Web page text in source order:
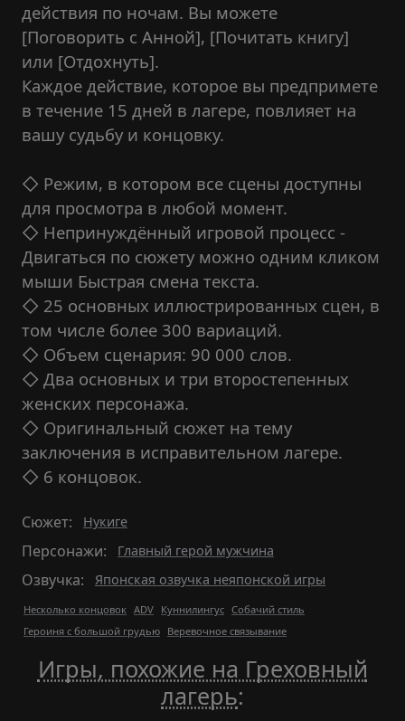
действия по ночам. Вы можете
[Поговорить с Анной], [Почитать книгу]
или [Отдохнуть].
Каждое действие, которое вы предпримете
в течение 15 дней в лагере, повлияет на
вашу судьбу и концовку.
◇ Режим, в котором все сцены доступны
для просмотра в любой момент.
◇ Непринуждённый игровой процесс -
Двигаться по сюжету можно одним кликом
мыши Быстрая смена текста.
◇ 25 основных иллюстрированных сцен, в
том числе более 300 вариаций.
◇ Объем сценария: 90 000 слов.
◇ Два основных и три второстепенных
женских персонажа.
◇ Оригинальный сюжет на тему
заключения в исправительном лагере.
◇ 6 концовок.
Сюжет: Нукиге
Персонажи: Главный герой мужчина
Озвучка: Японская озвучка неяпонской игры
Несколько концовок ADV Куннилингус Собачий стиль
Героиня с большой грудью Веревочное связывание
Игры, похожие на Греховный
лагерь: